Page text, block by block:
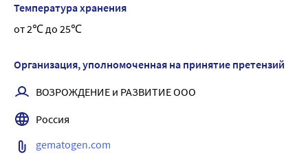
физическим и эмоциональным стрессам. Употребление
гематогена наиболее актуально весной и осенью,
беременности.
Данная форма выпуска наиболее удобна для
употребления детей старше 7 лет согласно
рекомендуемым суточным нормам потребления.:
Особенности: производится исключительно из
Температура хранения
от 2℃ до 25℃
Организация, уполномоченная на принятие претензий
ВОЗРОЖДЕНИЕ и РАЗВИТИЕ ООО
Россия
gematogen.com